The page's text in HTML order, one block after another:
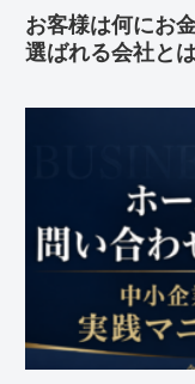
お客様は何にお
選ばれる会社と